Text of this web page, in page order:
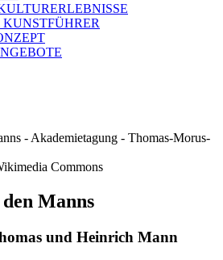
Commons
Manns
und Heinrich Mann